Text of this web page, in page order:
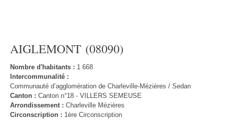
AIGLEMONT (08090)
Nombre d'habitants : 1 668
Intercommunalité :
Communauté d’agglomération de Charleville-Mézières / Sedan
Canton : Canton n°18 - VILLERS SEMEUSE
Arrondissement : Charleville Mézières
Circonscription : 1ère Circonscription